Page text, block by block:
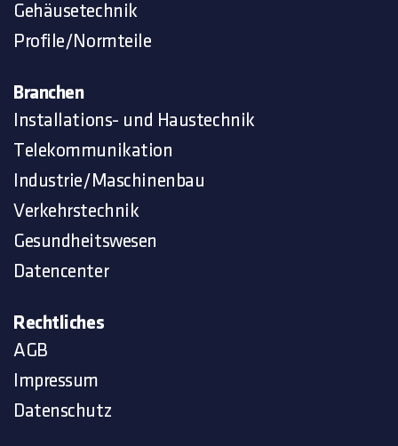
Gehäusetechnik
Profile/Normteile
Branchen
Installations- und Haustechnik
Telekommunikation
Industrie/Maschinenbau
Verkehrstechnik
Gesundheitswesen
Datencenter
Rechtliches
AGB
Impressum
Datenschutz